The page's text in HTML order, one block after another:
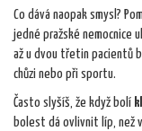
Co dává naopak smysl?
jedné pražské nemocnice
až u dvou třetin pacientů
chůzi nebo při sportu.
Často slyšíš, že když bolí
bolest dá ovlivnit líp, než